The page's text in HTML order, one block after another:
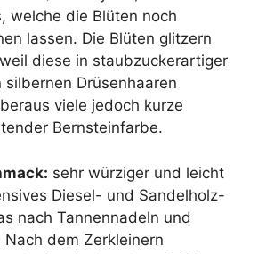
welche die Blüten noch
lassen. Die Blüten glitzern
diese in staubzuckerartiger
silbernen Drüsenhaaren
viele jedoch kurze
Bernsteinfarbe.
sehr würziger und leicht
Diesel- und Sandelholz-
nach Tannennadeln und
Nach dem Zerkleinern